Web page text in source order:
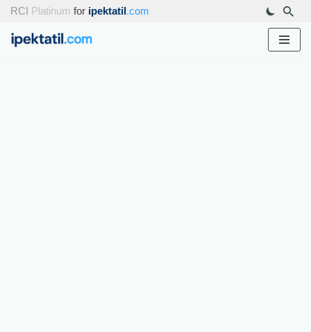
İçeriğe
RCI Platinum for ipektatil.com